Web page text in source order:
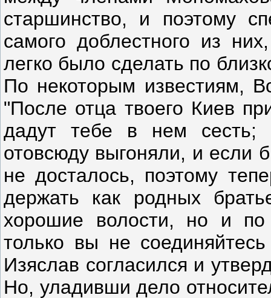
старшинство, и поэтому
самого доблестного из
легко было сделать по
По некоторым известиям,
"После отца твоего Киев
дадут тебе в нем
отовсюду выгоняли, и если
не досталось, поэтому
держать как родных
хорошие волости, но и
только вы не
Изяслав согласился и
Но, уладивши дело